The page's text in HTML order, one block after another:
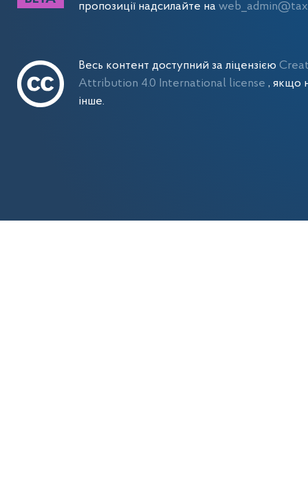
пропозиції надсилайте на
Весь контент доступний за ліцензією
Attribution 4.0 International license, якщо
інше.